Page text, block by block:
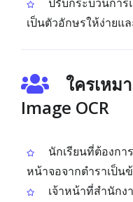
เป็นตัวอักษรให้ง่ายแ
ใครเหม
Image OCR
นักเรียนที่ต้องก
หน้าจอจากตำราเป็น
เจ้าหน้าที่สำนัก